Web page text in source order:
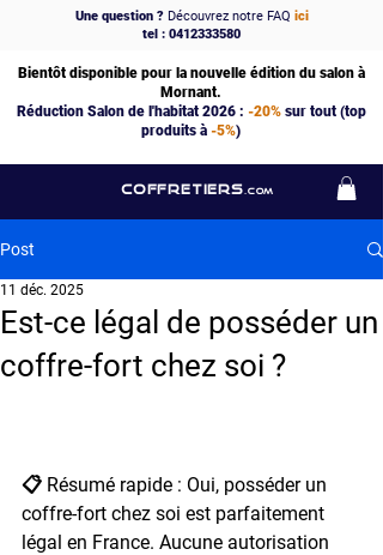
COFFRETIERS .COM
Une question ?Découvrez notre FAQ ici
tel : 0412333580
Bientôt disponible pour la nouvelle édition du salon à
Mornant.
Réduction Salon de l'habitat 2026 : -20%sur tout (top
produits à -5%)
Post
Est-ce légal de posséder un
coffre-fort chez soi ?
11 déc. 2025
📋 Résumé rapide : Oui, posséder un
coffre-fort chez soi est parfaitement
légal en France. Aucune autorisation